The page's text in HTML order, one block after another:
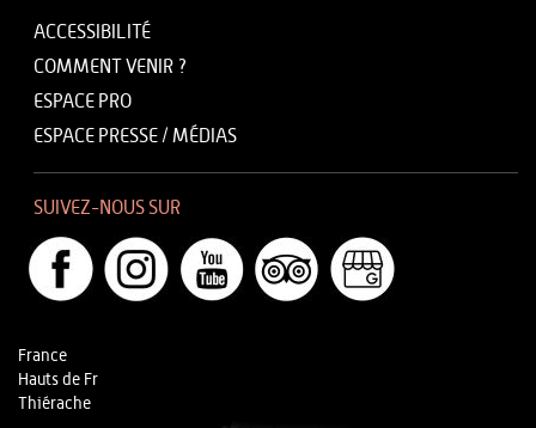
ACCESSIBILITÉ
COMMENT VENIR ?
ESPACE PRO
ESPACE PRESSE / MÉDIAS
SUIVEZ-NOUS SUR
France
Hauts de Fr
Thiérache